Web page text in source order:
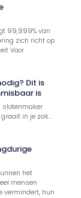
99,999% van
zich richt op
Voor
Dit is
is
slotenmaker
in je zak…
het
mensen
vermindert, hun